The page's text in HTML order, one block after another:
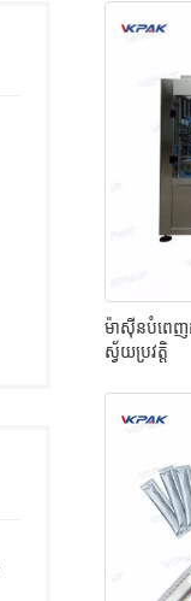
ម៉ាស៊ីនបំពេញ
ស្វ័យប្រវត្តិ